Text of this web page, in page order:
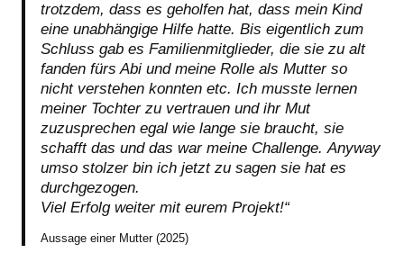
trotzdem, dass es geholfen hat, dass mein Kind
eine unabhängige Hilfe hatte. Bis eigentlich zum
Schluss gab es Familienmitglieder, die sie zu alt
fanden fürs Abi und meine Rolle als Mutter so
nicht verstehen konnten etc. Ich musste lernen
meiner Tochter zu vertrauen und ihr Mut
zuzusprechen egal wie lange sie braucht, sie
schafft das und das war meine Challenge. Anyway
umso stolzer bin ich jetzt zu sagen sie hat es
durchgezogen.
Viel Erfolg weiter mit eurem Projekt!“
Aussage einer Mutter (2025)